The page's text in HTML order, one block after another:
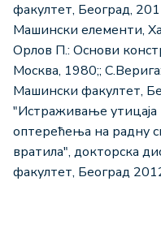
факултет, Београд,
Машински елементи,
Орлов П.: Основи
Москва, 1980;;
Машински факултет,
"Истраживање утицаја
оптерећења на радну
вратила", докторска
факултет, Београд